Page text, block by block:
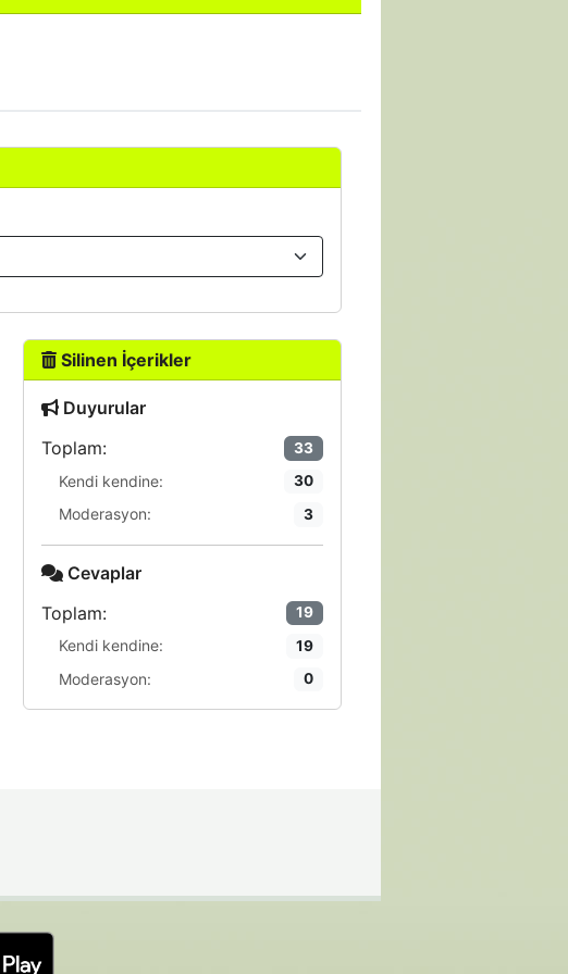
Silinen İçerikler
Duyurular
Toplam:
33
Kendi kendine: 30
Moderasyon: 3
Cevaplar
Toplam:
19
Kendi kendine: 19
Moderasyon: 0